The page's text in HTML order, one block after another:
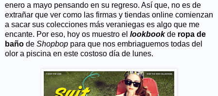
enero a mayo pensando en su regreso. Así que, no es de
extrañar que ver como las firmas y tiendas online comienzan
a sacar sus colecciones más veraniegas es algo que me
encante. Por eso, hoy os muestro el lookbookde ropa de
baño de Shopbop para que nos embriaguemos todas del
olor a piscina en este costoso día de lunes.